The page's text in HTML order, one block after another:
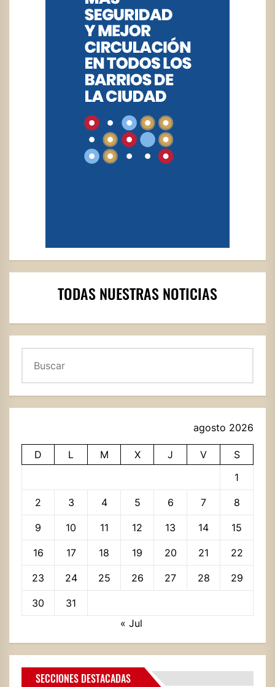
TODAS NUESTRAS NOTICIAS
agosto 2026
D L M X J V
S
1
2 3 4 5 6 7 8
9 10 11 12 13 14 15
16 17 18 19 20 21 22
23 24 25 26 27 28 29
30
31
« Jul
SECCIONES DESTACADAS